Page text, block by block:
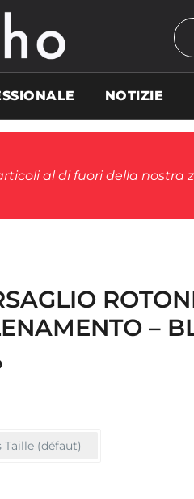
NOTIZIE
al di fuori della nostra
–
Taille (défaut)